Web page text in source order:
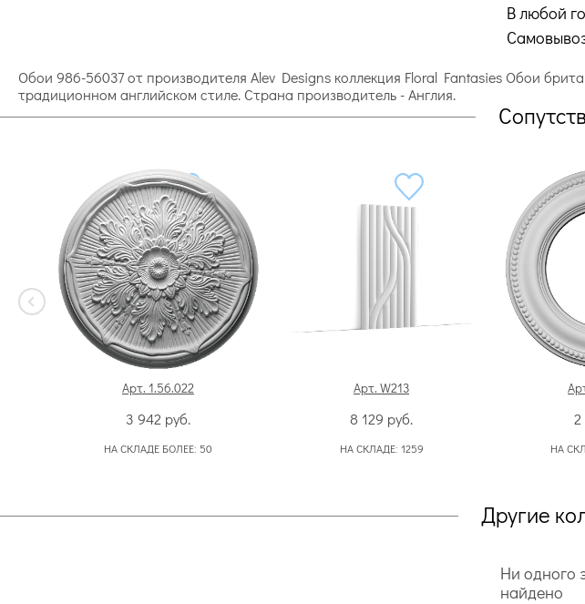
В любой
Обои 986-56037 от производителя Alev Designs коллекция Floral Fantasies Обои
традиционном английском стиле. Страна производитель - Англия.
Арт. 1.56.022
3 942 руб.
НА СКЛАДЕ БОЛЕЕ: 50
Арт. W213
8 129 руб.
НА СКЛАДЕ: 1259
2
НА
Другие
Ни одного
найдено